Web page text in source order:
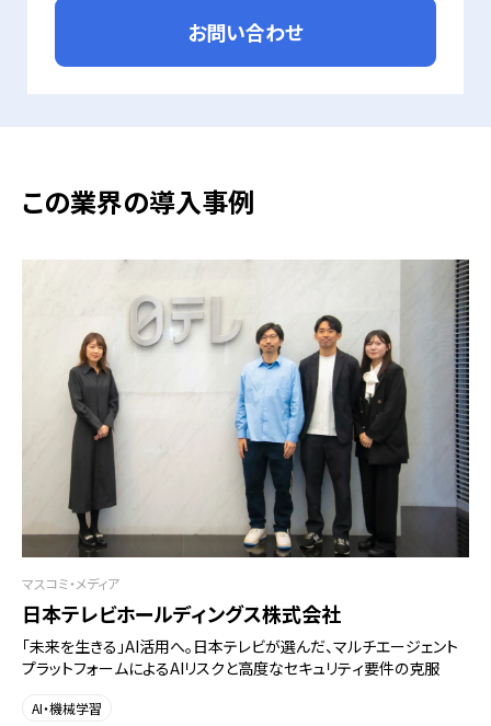
お問い合わせ
この業界の導入事例
マスコミ・メディア
日本テレビホールディングス株式会社
「未来を生きる」AI活用へ。日本テレビが選んだ、マルチエージェント
プラットフォームによるAIリスクと高度なセキュリティ要件の克服
AI・機械学習